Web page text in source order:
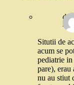
25
Situtii de
acum se
pediatrie in
pare), erau
nu au stiut